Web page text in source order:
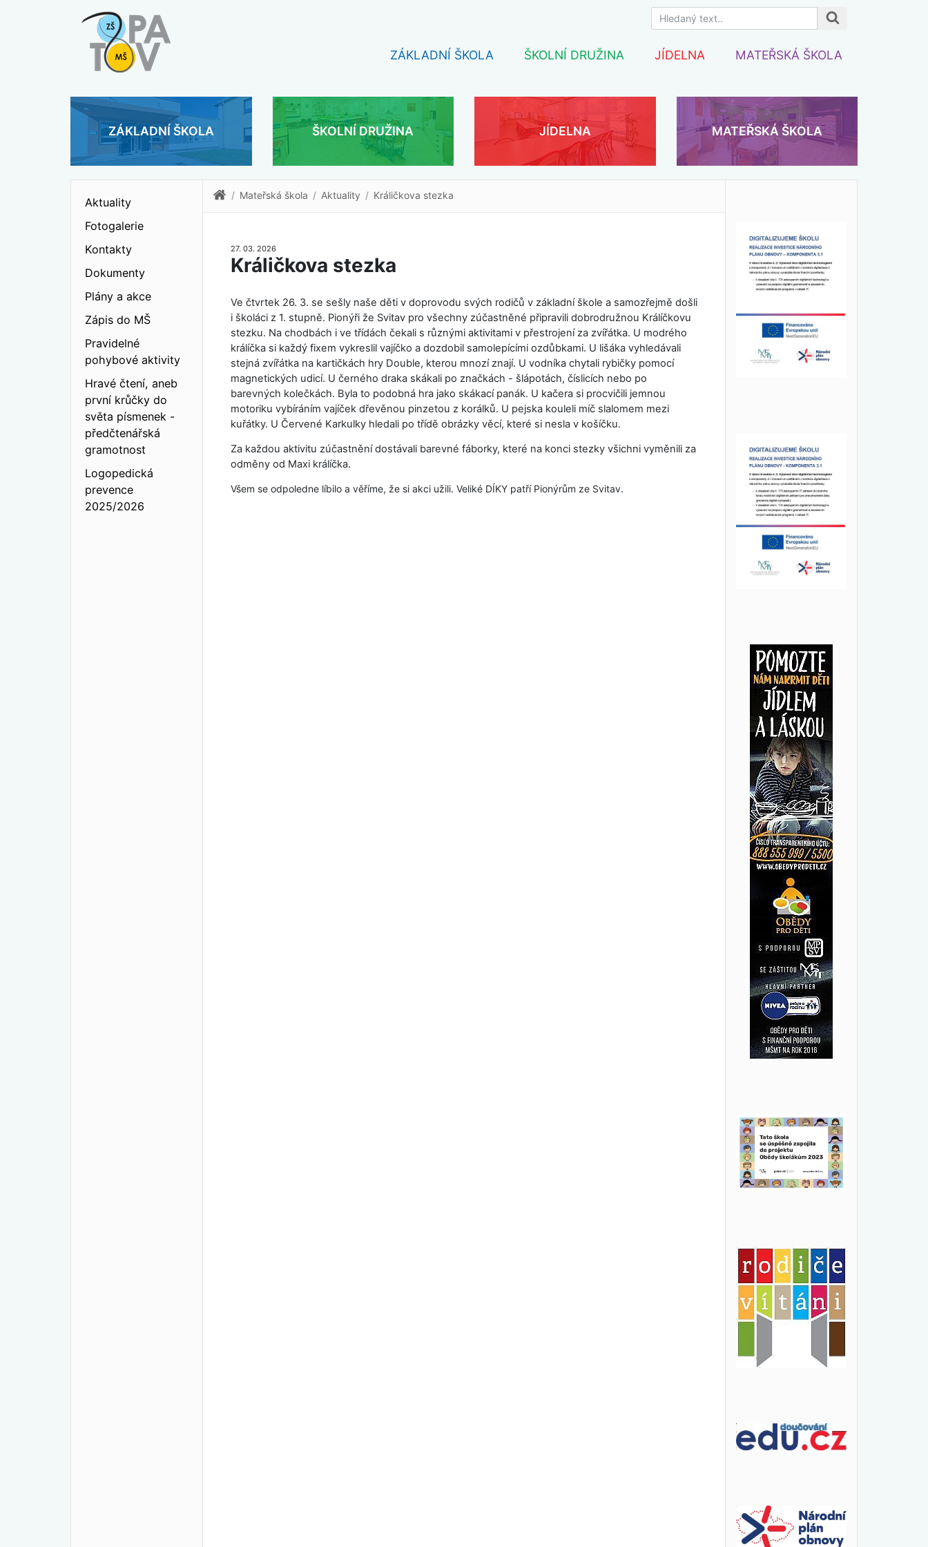
ZÁKLADNÍ ŠKOLA ŠKOLNÍ DRUŽINA JÍDELNA MATEŘSKÁ ŠKOLA
ZÁKLADNÍ ŠKOLA ŠKOLNÍ DRUŽINA JÍDELNA MATEŘSKÁ ŠKOLA
Aktuality
Fotogalerie
Kontakty
Dokumenty
Plány a akce
Zápis do MŠ
Pravidelné
pohybové aktivity
Hravé čtení, aneb
první krůčky do
světa písmenek -
předčtenářská
gramotnost
Logopedická
prevence
2025/2026
Mateřská škola Aktuality Králičkova stezka
27. 03. 2026
Králičkova stezka
Ve čtvrtek 26. 3. se sešly naše děti v doprovodu svých rodičů v základní škole a samozřejmě došli
i školáci z 1. stupně. Pionýři že Svitav pro všechny zúčastněné připravili dobrodružnou Králíčkovu
stezku. Na chodbách i ve třídách čekali s různými aktivitami v přestrojení za zvířátka. U modrého
králíčka si každý fixem vykreslil vajíčko a dozdobil samolepícími ozdůbkami. U lišáka vyhledávali
stejná zvířátka na kartičkách hry Double, kterou mnozí znají. U vodníka chytali rybičky pomocí
magnetických udicí. U černého draka skákali po značkách - šlápotách, číslicích nebo po
barevných kolečkách. Byla to podobná hra jako skákací panák. U kačera si procvičili jemnou
motoriku vybíráním vajíček dřevěnou pinzetou z korálků. U pejska kouleli míč slalomem mezi
kuřátky. U Červené Karkulky hledali po třídě obrázky věcí, které si nesla v košíčku.
Za každou aktivitu zúčastnění dostávali barevné fáborky, které na konci stezky všichni vyměnili za
odměny od Maxi králíčka.
Všem se odpoledne líbilo a věříme, že si akci užili. Veliké DÍKY patří Pionýrům ze Svitav.